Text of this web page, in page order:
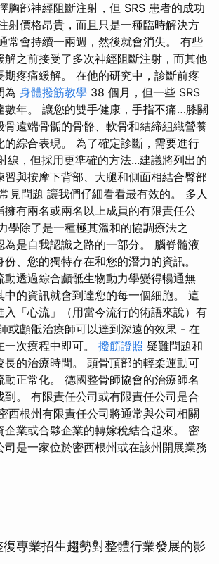
胸部神經阻斷注射，但 SRS 患者的成功
射價格昂貴，而且只是一種臨時解決方
常會持續一兩週，然後就會消失。 有些
解之前接受了多次神經阻斷注射，而其他
期疼痛緩解。 在他的研究中，診斷前疼
為 身體撥筋教學 38 個月，但一些 SRS
數年。 讓您的雙手健康，手指不痛…膝關
骨遠端骨骺的骨骼、軟骨和結締組織營養
的綜合表現。 為了確定診斷，需要進行
線，但採用更準確的方法...建議將列出的
習與按摩下背部、大腿和側面相結合臀部
見問題 讓我們仔細看看最有效的。 多人
擁有兩名或兩名以上成員的有限責任公
學除了是一種極其溫和的協調療法之
為是自我認識之路的一部分。 腦脊髓液
、您的獨特存在和您的潛力的資訊。
動透過綜合顱骶生物動力學變得暢通無
中的資訊就會到達您的每一個細胞。 這
入「心流」（用當今流行的術語來說）有
或顱骶治療師可以達到深遠的效果 - 在
次療程中即可。 撥筋證照 疑難問題和
長的治療時間。 頭骨頂部的輕柔運動可
動正常化。 德國整骨師協會的治療師名
到。 有限責任公司或有限責任公司是合
西根州有限責任公司將通常與公司相關
企業或合夥企業的轉嫁稅結合起來。 密
司是一家位於密西根州或在該州開展業務
專業招生趨勢對整體行業發展的影